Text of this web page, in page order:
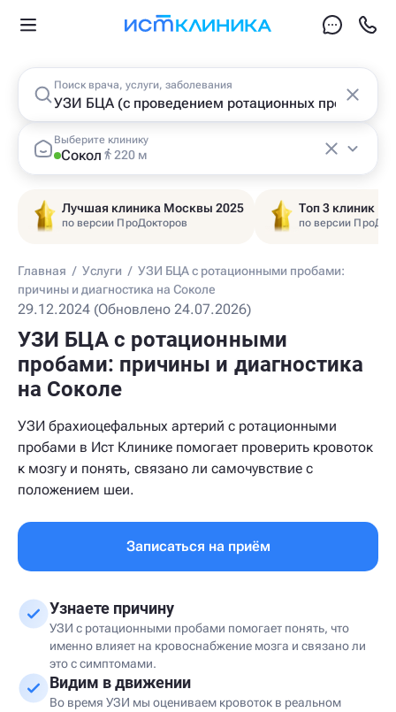
Поиск врача, услуги, заболевания
Выберите клинику
Сокол 220 м
Лучшая клиника Москвы 2025
по версии ПроДокторов
Топ 3 клиник
по версии
Главная / Услуги / УЗИ БЦА с ротационными пробами:
причины и диагностика на Соколе
29.12.2024 (Обновлено 24.07.2026)
УЗИ БЦА с ротационными
пробами: причины и диагностика
на Соколе
УЗИ брахиоцефальных артерий с ротационными
пробами в Ист Клинике помогает проверить кровоток
к мозгу и понять, связано ли самочувствие с
положением шеи.
Записаться на приём
Узнаете причину
УЗИ с ротационными пробами помогает понять, что
именно влияет на кровоснабжение мозга и связано ли
это с симптомами.
Видим в движении
Во время УЗИ мы оцениваем кровоток в реальном